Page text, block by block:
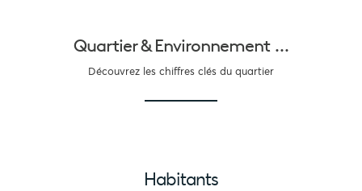
Quartier &Environnement ...
Découvrez les chiffres clés du quartier
Habitants